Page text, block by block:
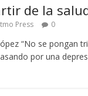
de la
Press 0
“No se pongan
por una